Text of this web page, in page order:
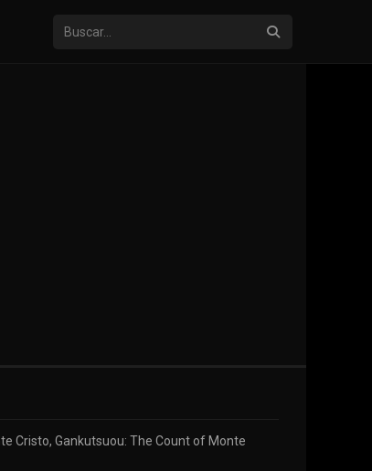
Cristo, Gankutsuou: The Count of Monte